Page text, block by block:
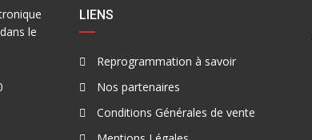
le
LIENS
Reprogrammation à savoir
Nos partenaires
Conditions Générales de vente